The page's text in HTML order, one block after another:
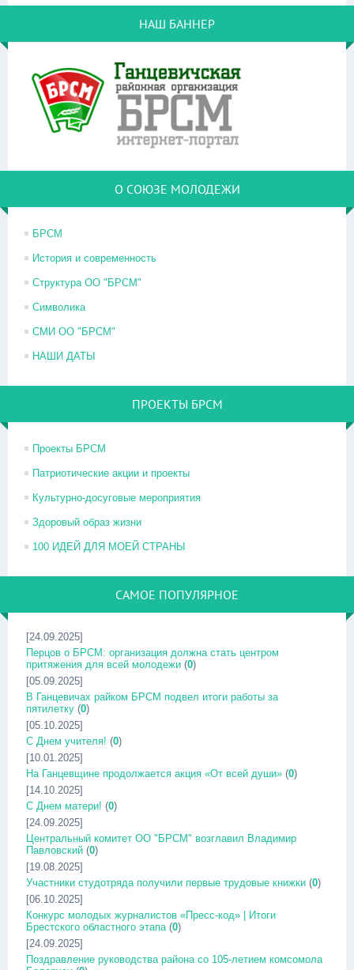
НАШ БАННЕР
О СОЮЗЕ МОЛОДЕЖИ
БРСМ
История и современность
Структура ОО "БРСМ"
Символика
СМИ ОО "БРСМ"
НАШИ ДАТЫ
ПРОЕКТЫ БРСМ
Проекты БРСМ
Патриотические акции и проекты
Культурно-досуговые мероприятия
Здоровый образ жизни
100 ИДЕЙ ДЛЯ МОЕЙ СТРАНЫ
САМОЕ ПОПУЛЯРНОЕ
[24.09.2025]
Перцов о БРСМ: организация должна стать центром
притяжения для всей молодежи (0)
[05.09.2025]
В Ганцевичах райком БРСМ подвел итоги работы за
пятилетку (0)
[05.10.2025]
С Днем учителя! (0)
[10.01.2025]
На Ганцевщине продолжается акция «От всей души» (0)
[14.10.2025]
С Днем матери! (0)
[24.09.2025]
Центральный комитет ОО "БРСМ" возглавил Владимир
Павловский (0)
[19.08.2025]
Участники студотряда получили первые трудовые книжки (0)
[06.10.2025]
Конкурс молодых журналистов «Пресс-код» | Итоги
Брестского областного этапа (0)
[24.09.2025]
Поздравление руководства района со 105-летием комсомола